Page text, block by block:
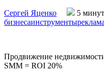
Сергей Яценко 5 минут
бизнесаинструменты
Продвижение
SMM = ROI 20%